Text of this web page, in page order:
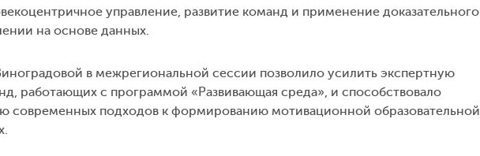
управление, развитие команд и применение доказательного
на основе данных.
в межрегиональной сессии позволило усилить экспертную
работающих с программой «Развивающая среда», и способствовало
современных подходов к формированию мотивационной образовательной